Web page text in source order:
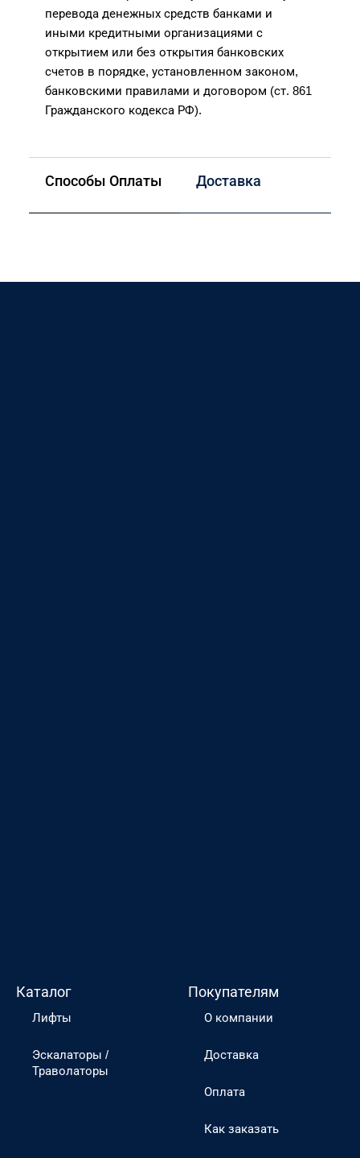
перевода денежных средств банками и
иными кредитными организациями с
открытием или без открытия банковских
счетов в порядке, установленном законом,
банковскими правилами и договором (ст. 861
Гражданского кодекса РФ).
Способы Оплаты Доставка
Каталог
Лифты
Эскалаторы /
Траволаторы
Покупателям
О компании
Доставка
Оплата
Как заказать